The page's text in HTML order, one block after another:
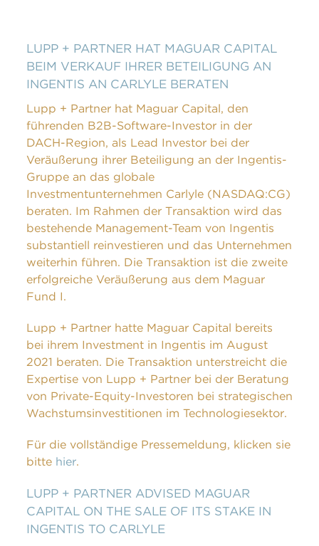
LUPP + PARTNER HAT MAGUAR CAPITAL
BEIM VERKAUF IHRER BETEILIGUNG AN
INGENTIS AN CARLYLE BERATEN
Lupp + Partner hat Maguar Capital, den
führenden B2B-Software-Investor in der
DACH-Region, als Lead Investor bei der
Veräußerung ihrer Beteiligung an der Ingentis-
Gruppe an das globale
Investmentunternehmen Carlyle (NASDAQ:CG)
beraten. Im Rahmen der Transaktion wird das
bestehende Management-Team von Ingentis
substantiell reinvestieren und das Unternehmen
weiterhin führen. Die Transaktion ist die zweite
erfolgreiche Veräußerung aus dem Maguar
Fund I.
Lupp + Partner hatte Maguar Capital bereits
bei ihrem Investment in Ingentis im August
2021 beraten. Die Transaktion unterstreicht die
Expertise von Lupp + Partner bei der Beratung
von Private-Equity-Investoren bei strategischen
Wachstumsinvestitionen im Technologiesektor.
Für die vollständige Pressemeldung, klicken sie
bitte hier.
LUPP + PARTNER ADVISED MAGUAR
CAPITAL ON THE SALE OF ITS STAKE IN
INGENTIS TO CARLYLE